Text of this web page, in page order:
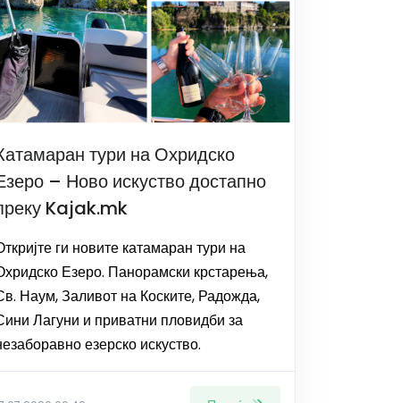
тури на Охридско
– Ново искуство достапно
Kajak.mk
ги новите катамаран тури на
Езеро. Панорамски крстарења,
Наум, Заливот на Коските, Радожда,
Лагуни и приватни пловидби за
езерско искуство.